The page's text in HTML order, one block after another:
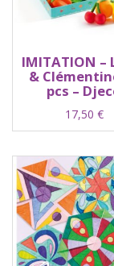
IMITATION –
&
pcs –
17,50 €